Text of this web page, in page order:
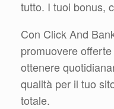
tutto. I tuoi bonus,
Con Click And
promuovere
ottenere
qualità per il tuo
totale.